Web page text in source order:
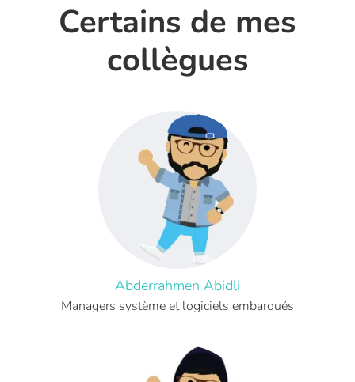
Certains de mes
collègues
Abderrahmen Abidli
Managers système et logiciels embarqués